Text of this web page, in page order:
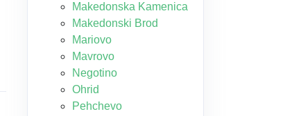
Makedonska Kamenica
Makedonski Brod
Mariovo
Mavrovo
Negotino
Ohrid
Pehchevo